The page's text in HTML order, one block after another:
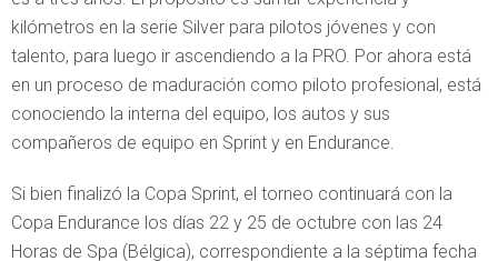
kilómetros en la serie Silver para pilotos jóvenes y con
talento, para luego ir ascendiendo a la PRO. Por ahora está
en un proceso de maduración como piloto profesional, está
conociendo la interna del equipo, los autos y sus
compañeros de equipo en Sprint y en Endurance.
Si bien finalizó la Copa Sprint, el torneo continuará con la
Copa Endurance los días 22 y 25 de octubre con las 24
Horas de Spa (Bélgica), correspondiente a la séptima fecha